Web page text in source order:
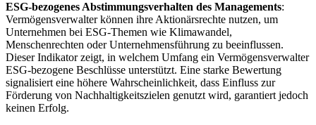
ESG-bezogenes Abstimmungsverhalten des Managements:
Vermögensverwalter können ihre Aktionärsrechte nutzen, um
Unternehmen bei ESG-Themen wie Klimawandel,
Menschenrechten oder Unternehmensführung zu beeinflussen.
Dieser Indikator zeigt, in welchem Umfang ein Vermögensverwalter
ESG-bezogene Beschlüsse unterstützt. Eine starke Bewertung
signalisiert eine höhere Wahrscheinlichkeit, dass Einfluss zur
Förderung von Nachhaltigkeitszielen genutzt wird, garantiert jedoch
keinen Erfolg.